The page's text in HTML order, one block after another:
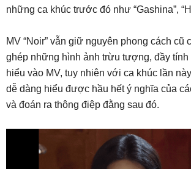
những ca khúc trước đó như “Gashina”,
MV “Noir” vẫn giữ nguyên phong cách cũ
ghép những hình ảnh trừu tượng, đầy
hiểu vào MV, tuy nhiên với ca khúc lần
dễ dàng hiểu được hầu hết ý nghĩa của
và đoán ra thông điệp đằng sau đó.